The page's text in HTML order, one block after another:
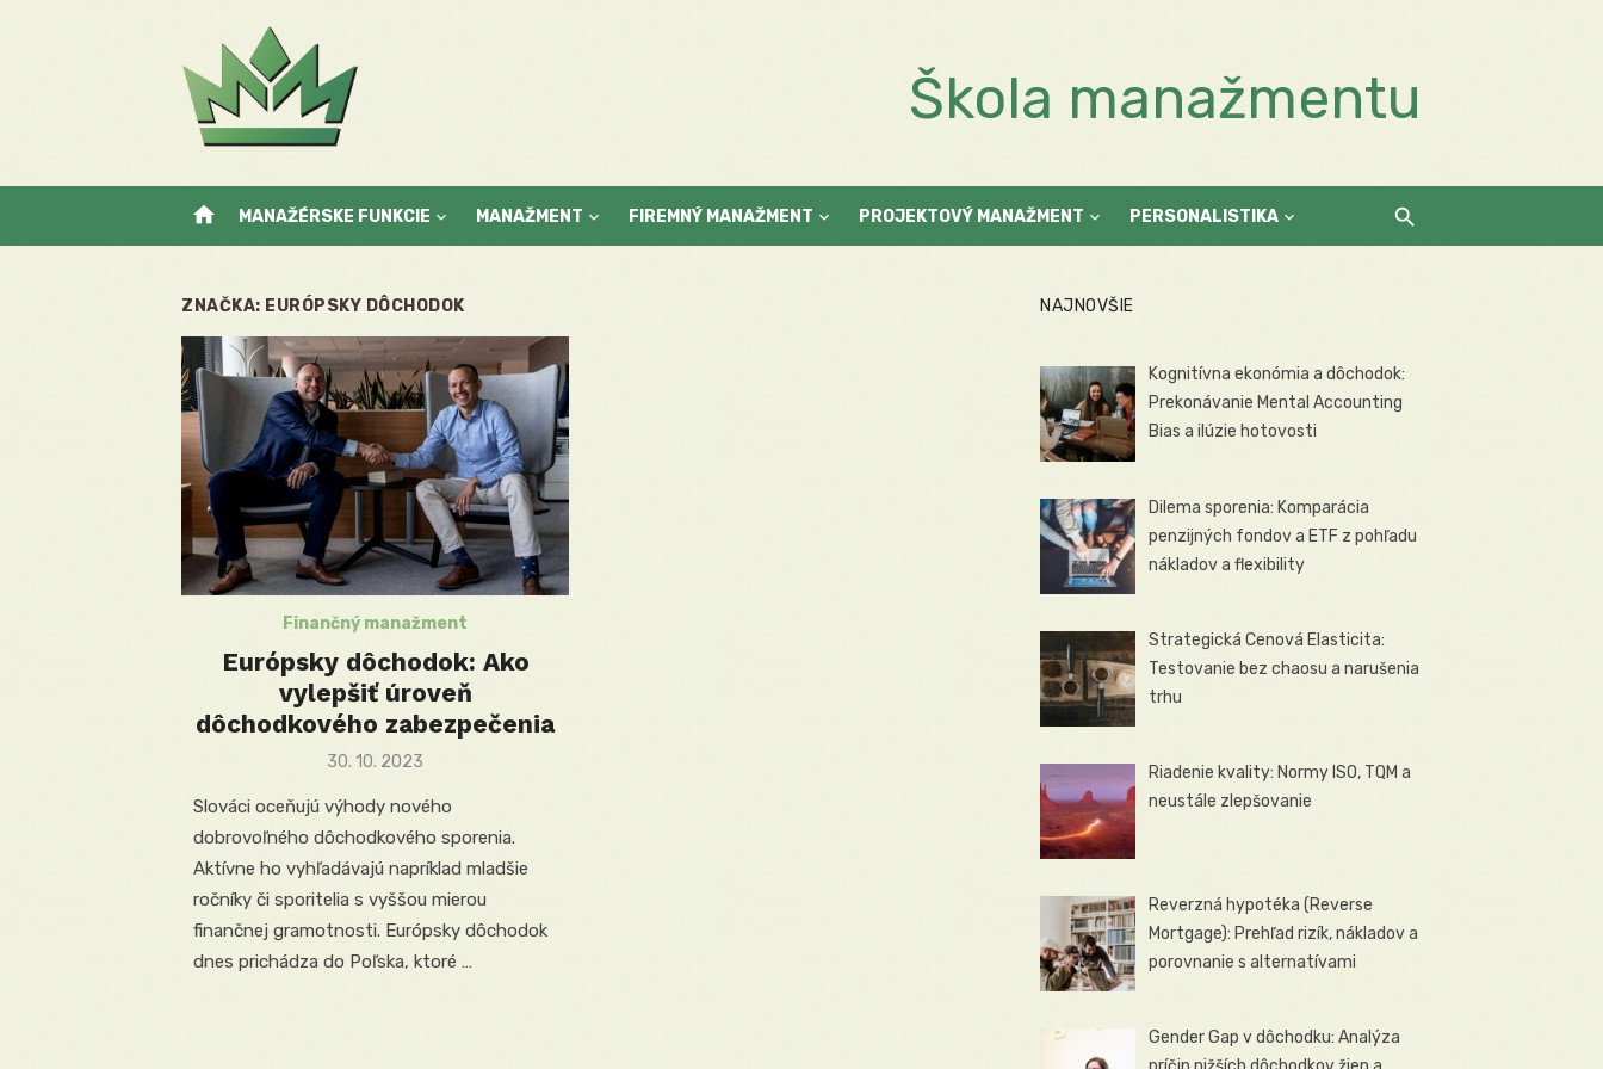
Škola manažmentu
home MANAŽÉRSKE FUNKCIE MANAŽMENT FIREMNÝ MANAŽMENT PROJEKTOVÝ MANAŽMENT PERSONALISTIKA
ZNAČKA: EURÓPSKY DÔCHODOK
Finančný manažment
Európsky dôchodok: Ako
vylepšiť úroveň
dôchodkového zabezpečenia
Posted
30. 10. 2023
Slováci oceňujú výhody nového
dobrovoľného dôchodkového sporenia.
Aktívne ho vyhľadávajú napríklad mladšie
ročníky či sporitelia s vyššou mierou
finančnej gramotnosti. Európsky dôchodok
dnes prichádza do Poľska, ktoré …
NAJNOVŠIE
Kognitívna ekonómia a dôchodok:
Prekonávanie Mental Accounting
Bias a ilúzie hotovosti
Dilema sporenia: Komparácia
penzijných fondov a ETF z pohľadu
nákladov a flexibility
Strategická Cenová Elasticita:
Testovanie bez chaosu a narušenia
trhu
Riadenie kvality: Normy ISO, TQM a
neustále zlepšovanie
Reverzná hypotéka (Reverse
Mortgage): Prehľad rizík, nákladov a
porovnanie s alternatívami
Gender Gap v dôchodku: Analýza